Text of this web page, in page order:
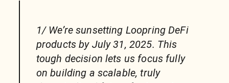
1/ We’re sunsetting Loopring DeFi
products by July 31, 2025. This
tough decision lets us focus fully
on building a scalable, truly